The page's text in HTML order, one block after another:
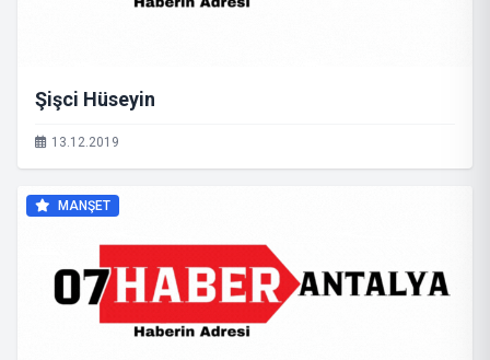
Şişci Hüseyin
13.12.2019
MANŞET